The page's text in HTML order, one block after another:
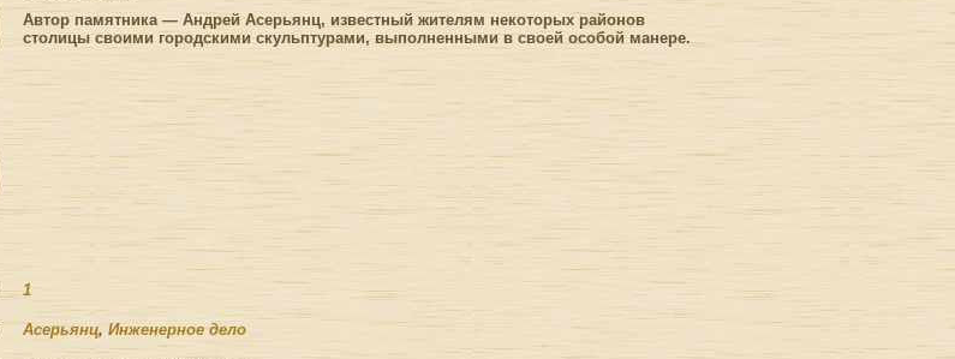
Автор памятника — Андрей Асерьянц, известный жителям некоторых районов
столицы своими городскими скульптурами, выполненными в своей особой манере.
1
Асерьянц, Инженерное дело